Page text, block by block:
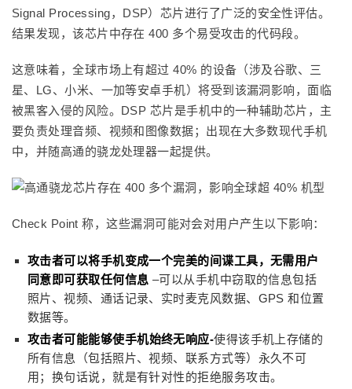
Signal Processing，DSP）芯片进行了广泛的安全性评估。
结果发现，该芯片中存在 400 多个易受攻击的代码段。
这意味着，全球市场上有超过 40% 的设备（涉及谷歌、三
星、LG、小米、一加等安卓手机）将受到该漏洞影响，面临
被黑客入侵的风险。DSP 芯片是手机中的一种辅助芯片，主
要负责处理音频、视频和图像数据；出现在大多数现代手机
中，并随高通的骁龙处理器一起提供。
Check Point 称，这些漏洞可能对会对用户产生以下影响：
攻击者可以将手机变成一个完美的间谍工具， 无需用户
同意即可获取任何信息 –可以从手机中窃取的信息包括
照片、视频、通话记录、实时麦克风数据、GPS 和位置
数据等。
攻击者可能能够使手机始终无响应-使得该手机上存储的
所有信息（包括照片、视频、联系方式等）永久不可
用；换句话说，就是有针对性的拒绝服务攻击。